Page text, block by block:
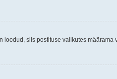
loodud, siis postituse valikutes määrama